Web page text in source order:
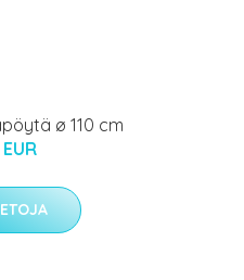
ø 110 cm